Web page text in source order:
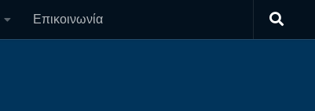
Επικοινωνία